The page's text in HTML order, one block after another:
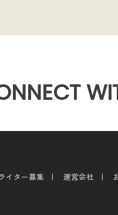
イター募集 運営会社